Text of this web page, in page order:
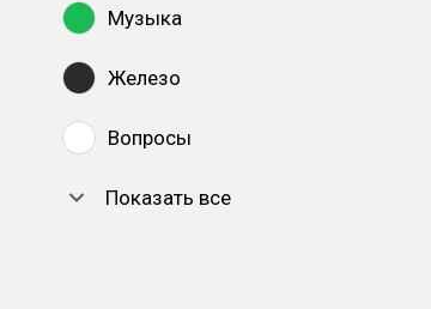
Музыка
Железо
Вопросы
Показать все